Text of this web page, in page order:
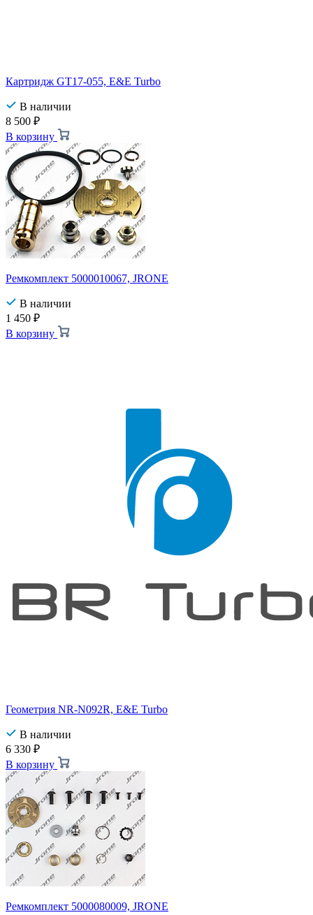
Картридж GT17-055, E&E Turbo
В наличии
8 500 ₽
В корзину
Ремкомплект 5000010067, JRONE
В наличии
1 450 ₽
В корзину
Геометрия NR-N092R, E&E Turbo
В наличии
6 330 ₽
В корзину
Ремкомплект 5000080009, JRONE